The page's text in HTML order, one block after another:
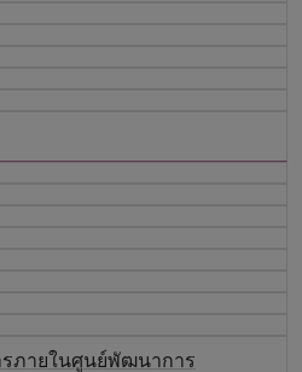
รภายในศูนย์พัฒนาการ